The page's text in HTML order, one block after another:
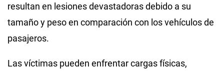
resultan en lesiones devastadoras debido a su
tamaño y peso en comparación con los vehículos de
pasajeros.
Las víctimas pueden enfrentar cargas físicas,